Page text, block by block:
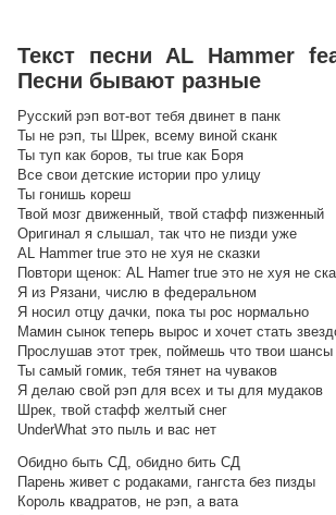
Текст песни AL Hammer
Песни бывают разные
Русский рэп вот-вот тебя двинет в панк
Ты не рэп, ты Шрек, всему виной сканк
Ты туп как боров, ты true как Боря
Все свои детские истории про улицу
Ты гонишь кореш
Твой мозг движенный, твой стафф пизженный
Оригинал я слышал, так что не пизди уже
AL Hammer true это не хуя не сказки
Повтори щенок: AL Hamer true это не хуя не
Я из Рязани, числю в федеральном
Я носил отцу дачки, пока ты рос нормально
Мамин сынок теперь вырос и хочет стать
Прослушав этот трек, поймешь что твои
Ты самый гомик, тебя тянет на чуваков
Я делаю свой рэп для всех и ты для мудаков
Шрек, твой стафф желтый снег
UnderWhat это пыль и вас нет
Обидно быть СД, обидно бить СД
Парень живет с родаками, гангста без пизды
Король квадратов, не рэп, а вата